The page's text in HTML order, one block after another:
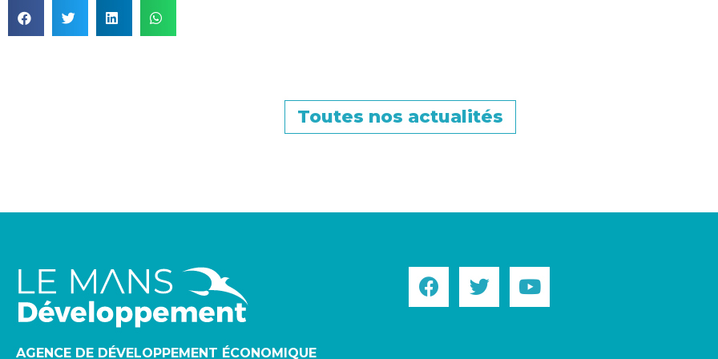
Toutes nos actualités
AGENCE DE DÉVELOPPEMENT ÉCONOMIQUE